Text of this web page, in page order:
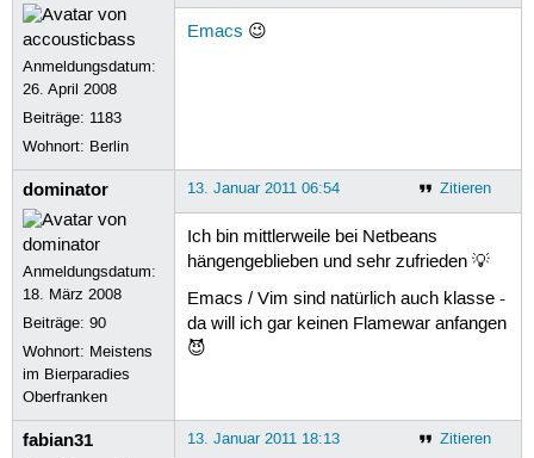
Anmeldungsdatum:
26. April 2008
Beiträge: 1183
Wohnort: Berlin
Emacs 😉
dominator
Anmeldungsdatum:
18. März 2008
Beiträge:90
Wohnort: Meistens
im Bierparadies
Oberfranken
Zitieren
13. Januar 2011 06:54
Ich bin mittlerweile bei Netbeans
hängengeblieben und sehr zufrieden 💡
Emacs / Vim sind natürlich auch klasse -
da will ich gar keinen Flamewar anfangen
😈
fabian31 Zitieren
13. Januar 2011 18:13